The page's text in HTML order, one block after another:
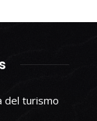
del turismo